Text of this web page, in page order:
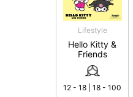
Lifestyle
Hello Kitty &
Friends
12 - 18 | 18 - 100